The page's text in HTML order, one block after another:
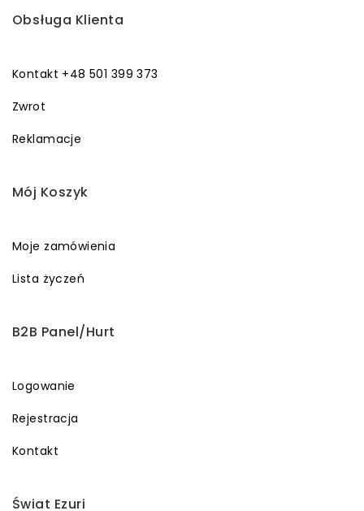
Obsługa Klienta
Kontakt +48 501 399 373
Zwrot
Reklamacje
Mój Koszyk
Moje zamówienia
Lista życzeń
B2B Panel/Hurt
Logowanie
Rejestracja
Kontakt
Świat Ezuri